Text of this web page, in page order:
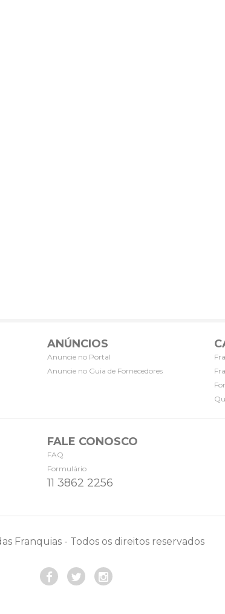
ANÚNCIOS
Anuncie no Portal
Anuncie no Guia de Fornecedores
FALE CONOSCO
FAQ
Formulário
11 3862 2256
Franquias - Todos os direitos reservados